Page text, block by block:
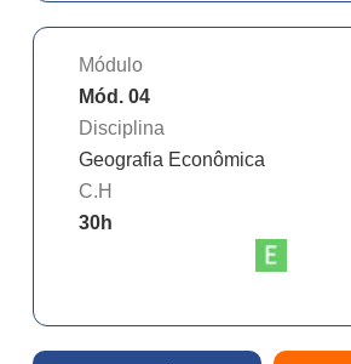
Módulo
Mód. 04
Disciplina
Geografia Econômica
C.H
30h